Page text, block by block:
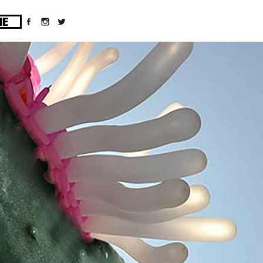
10/d43051023/htdocs/wordpress/wp-